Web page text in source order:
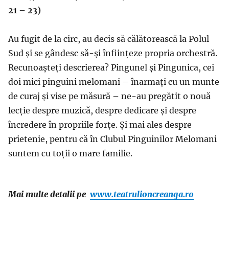
21 – 23)
Au fugit de la circ, au decis să călătorească la Polul
Sud și se gândesc să-și înființeze propria orchestră.
Recunoașteți descrierea? Pingunel și Pingunica, cei
doi mici pinguini melomani – înarmați cu un munte
de curaj și vise pe măsură – ne-au pregătit o nouă
lecție despre muzică, despre dedicare și despre
încredere în propriile forțe. Și mai ales despre
prietenie, pentru că în Clubul Pinguinilor Melomani
suntem cu toții o mare familie.
Mai multe detalii pe www.teatrulioncreanga.ro